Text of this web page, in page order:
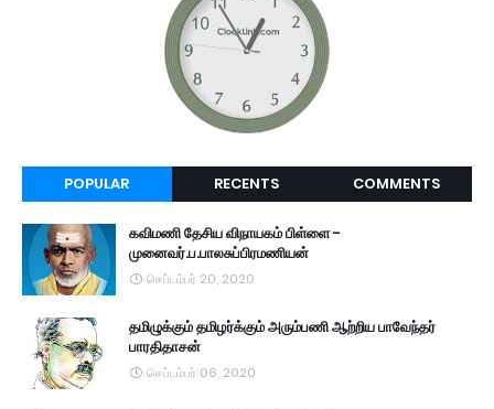
POPULAR RECENTS COMMENTS
கவிமணி தேசிய விநாயகம் பிள்ளை -
முனைவர்.ப.பாலசுப்பிரமணியன்
செப்டம்பர் 20, 2020
தமிழுக்கும் தமிழர்க்கும் அரும்பணி ஆற்றிய பாவேந்தர்
பாரதிதாசன்
செப்டம்பர் 06, 2020